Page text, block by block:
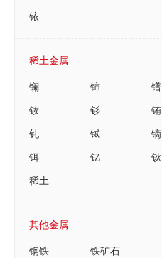
铱
稀土金属
镧
铈
镨
钕
钐
铕
钆
铽
镝
铒
钇
钬
稀土
其他金属
钢铁
铁矿石